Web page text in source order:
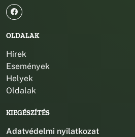
OLDALAK
Hírek
Események
Helyek
Oldalak
KIEGÉSZÍTÉS
Adatvédelmi nyilatkozat